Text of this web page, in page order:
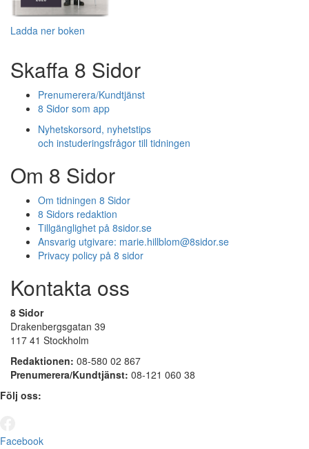
Ladda ner boken
Skaffa 8 Sidor
Prenumerera/Kundtjänst
8 Sidor som app
Nyhetskorsord, nyhetstips
och instuderingsfrågor till tidningen
Om 8 Sidor
Om tidningen 8 Sidor
8 Sidors redaktion
Tillgänglighet på 8sidor.se
Ansvarig utgivare: marie.hillblom@8sidor.se
Privacy policy på 8 sidor
Kontakta oss
8 Sidor
Drakenbergsgatan 39
117 41 Stockholm
Redaktionen: 08-580 02 867
Prenumerera/Kundtjänst: 08-121 060 38
Följ oss:
Facebook